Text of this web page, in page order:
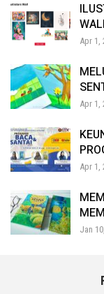
Ia mempunyai
berbanding basikal
kanak menyentuh
Apr 1,
Apr 1,
Apr 1,
Jan